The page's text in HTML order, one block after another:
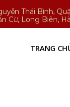
Thái Bình,
Cừ, Long Biên,
TRANG